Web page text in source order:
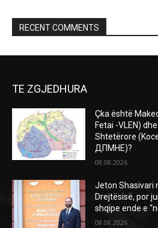
RECENT COMMENTS
TE ZGJEDHURA
Çka është
Fetai -VLEN)
Shtetërore
ДПМНЕ)?
08.08.2026
Jeton Shasivari
Drejtësisë, por
shqipe ende e
08.08.2026